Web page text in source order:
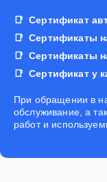
Сертификат
Сертификаты
Сертификаты
Сертификат у
При обращении в
обслуживание, а
работ и